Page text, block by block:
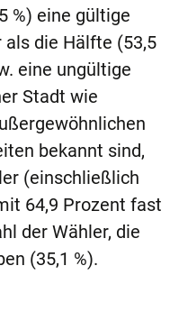
%) eine gültige
die Hälfte (53,5
eine ungültige
Stadt wie
bekannt sind,
(einschließlich
64,9 Prozent fast
der Wähler, die
(35,1 %).